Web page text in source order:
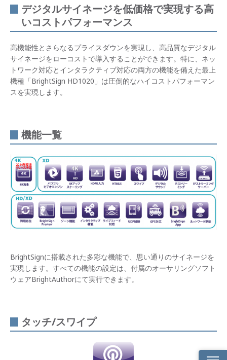
デジタルサイネージを低価格で実現する高
いコストパフォーマンス
高機能性とさらなるプライスダウンを実現し、高品質なデジタル
サイネージをローコストで導入することができます。特に、ネッ
トワーク対応とインタラクティブ対応の両方の機能を備えた最上
機種「BrightSign HD1020」は圧倒的なハイコストパフォーマン
スを実現します。
機能一覧
BrightSignに搭載された多彩な機能で、思い通りのサイネージを
実現します。すべての機能の設定は、付属のオーサリングソフト
ウェアBrightAuthorにて実行できます。
タッチ/スワイプ